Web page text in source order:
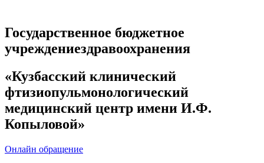
Государственное бюджетное
учреждениездравоохранения
«Кузбасский клинический
фтизиопульмонологический
медицинский центр имени И.Ф.
Копыловой»
Онлайн обращение